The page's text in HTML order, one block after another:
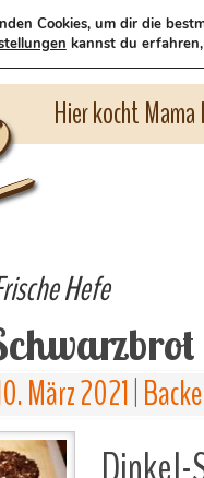
Hier kocht
Hefe
März 2021
Cookies, um dir die
kannst du